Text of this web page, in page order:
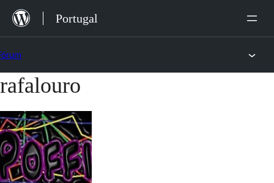
Saltar
para
Portugal
Saltar
o
conteúdo
rafalouro